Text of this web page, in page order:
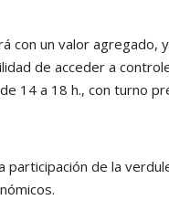
con un valor
de acceder a
14 a 18 h., con turno
de la